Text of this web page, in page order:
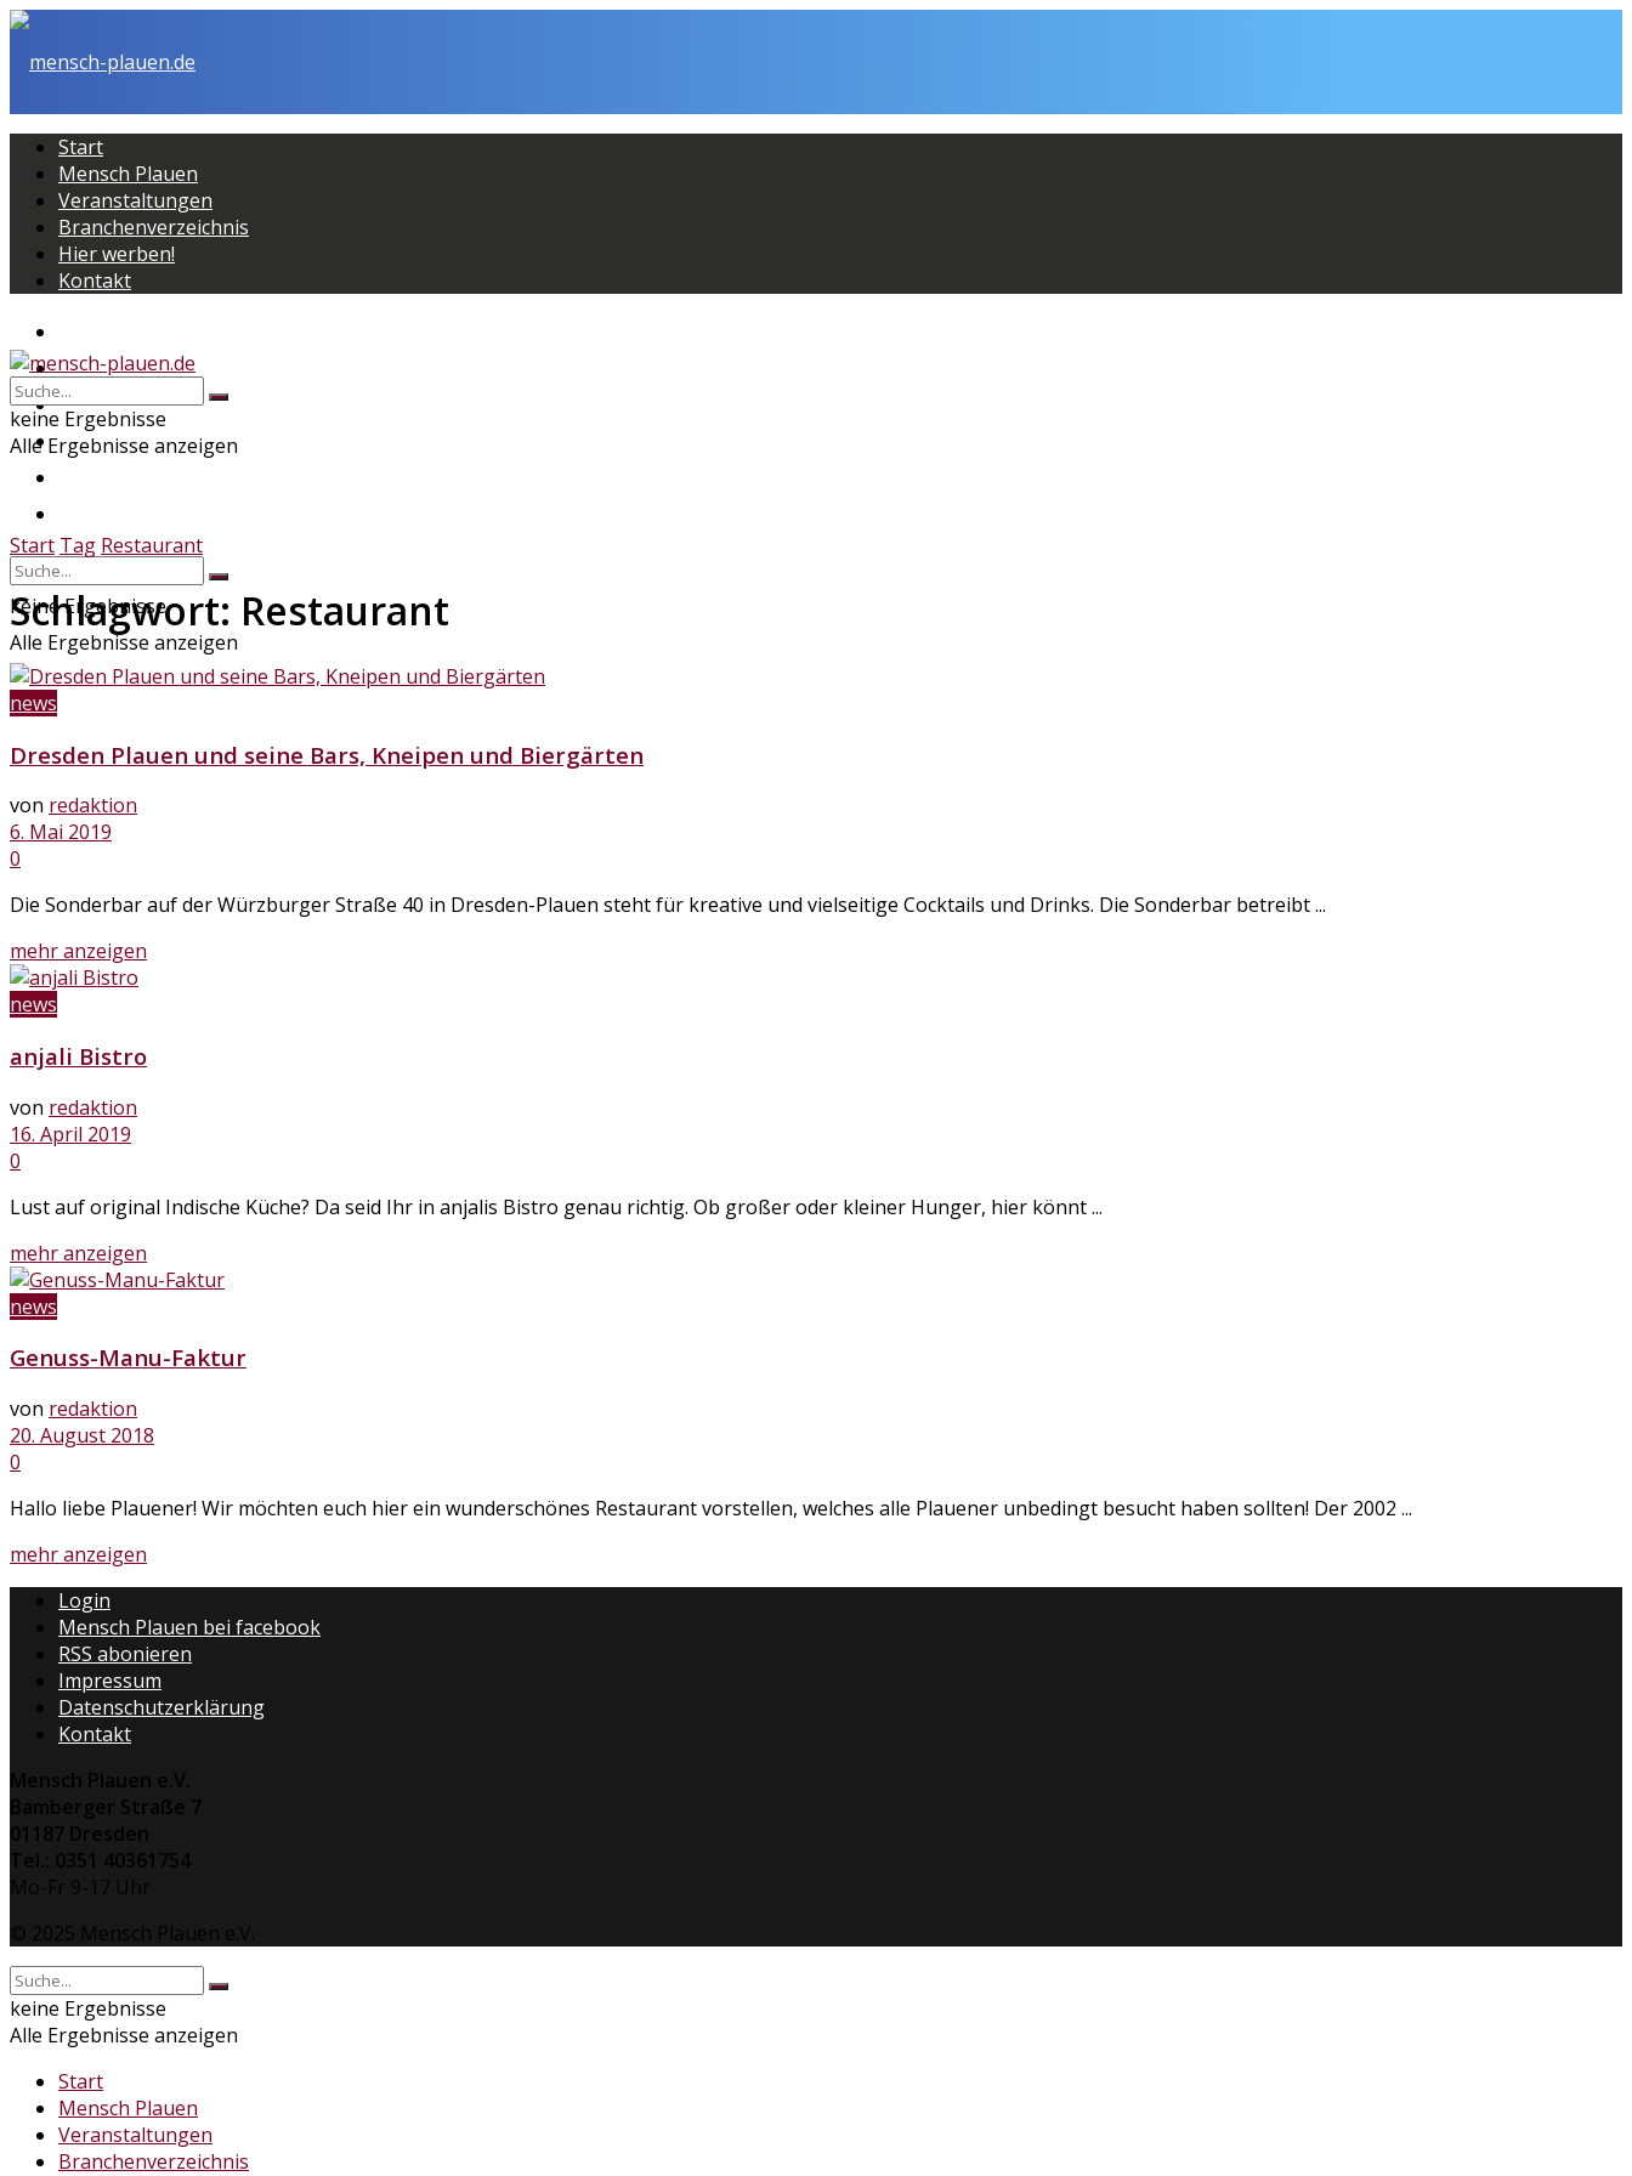
Start
Mensch Plauen
Veranstaltungen
Branchenverzeichnis
Hier werben!
Kontakt
Mensch Plauen
Veranstaltungen
Branchenverzeichnis
keine Ergebnisse
Alle Ergebnisse anzeigen
keine Ergebnisse
Alle Ergebnisse anzeigen
Start Tag Restaurant
Schlagwort: Restaurant
news
Dresden Plauen und seine Bars, Kneipen und Biergärten
von redaktion
6. Mai 2019
0
Die Sonderbar auf der Würzburger Straße 40 in Dresden-Plauen steht für kreative und vielseitige Cocktails und Drinks. Die Sonderbar betreibt ...
mehr anzeigen
news
anjali Bistro
von redaktion
16. April 2019
0
Lust auf original Indische Küche? Da seid Ihr in anjalis Bistro genau richtig. Ob großer oder kleiner Hunger, hier könnt ...
mehr anzeigen
news
Genuss-Manu-Faktur
von redaktion
20. August 2018
0
Hallo liebe Plauener! Wir möchten euch hier ein wunderschönes Restaurant vorstellen, welches alle Plauener unbedingt besucht haben sollten! Der 2002 ...
mehr anzeigen
Login
Mensch Plauen bei facebook
RSS abonieren
Impressum
Datenschutzerklärung
Kontakt
Mensch Plauen e.V.
Bamberger Straße 7
01187 Dresden
Tel.: 0351 40361754
Mo-Fr 9-17 Uhr
© 2025 Mensch Plauen e.V.
keine Ergebnisse
Alle Ergebnisse anzeigen
Start
Mensch Plauen
Veranstaltungen
Branchenverzeichnis